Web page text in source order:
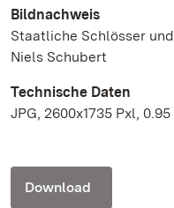
Bildnachweis
Staatliche Schlösser
Niels Schubert
Technische Daten
JPG, 2600x1735 Pxl, 0.95
Download